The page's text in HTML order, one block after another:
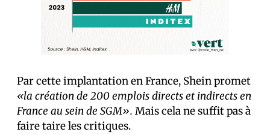
Par cette implantation en France, Shein promet
«la création de 200 emplois directs et indirects en
France au sein de SGM». Mais cela ne suffit pas à
faire taire les critiques.